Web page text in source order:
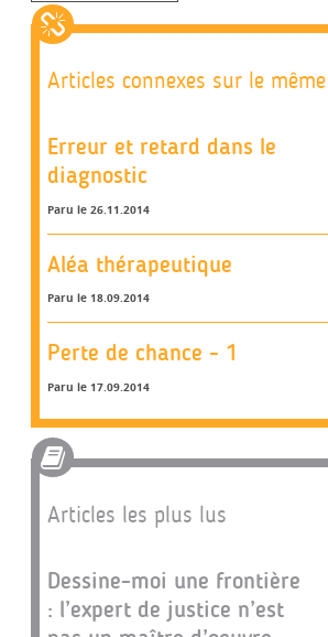
Articles connexes sur le
Erreur et retard dans le
diagnostic
Paru le 26.11.2014
Aléa thérapeutique
Paru le 18.09.2014
Perte de chance - 1
Paru le 17.09.2014
Articles les plus lus
Dessine-moi une frontière
: l’expert de justice n’est